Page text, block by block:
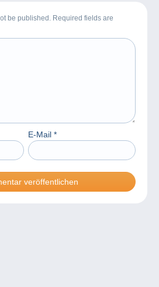
be published. Required fields are
E-Mail *